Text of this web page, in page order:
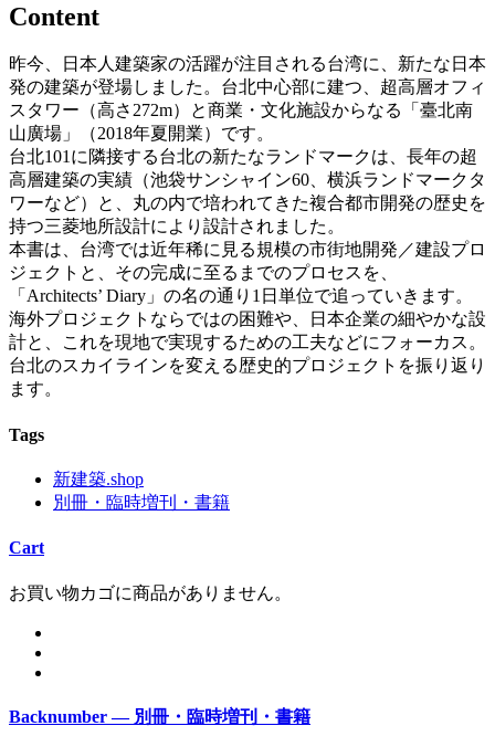
Content
昨今、日本人建築家の活躍が注目される台湾に、新たな日本
発の建築が登場しました。台北中心部に建つ、超高層オフィ
スタワー（高さ272m）と商業・文化施設からなる「臺北南
山廣場」（2018年夏開業）です。
台北101に隣接する台北の新たなランドマークは、長年の超
高層建築の実績（池袋サンシャイン60、横浜ランドマークタ
ワーなど）と、丸の内で培われてきた複合都市開発の歴史を
持つ三菱地所設計により設計されました。
本書は、台湾では近年稀に見る規模の市街地開発／建設プロ
ジェクトと、その完成に至るまでのプロセスを、
「Architects’ Diary」の名の通り1日単位で追っていきます。
海外プロジェクトならではの困難や、日本企業の細やかな設
計と、これを現地で実現するための工夫などにフォーカス。
台北のスカイラインを変える歴史的プロジェクトを振り返り
ます。
Tags
新建築.shop
別冊・臨時増刊・書籍
Cart
お買い物カゴに商品がありません。
Backnumber — 別冊・臨時増刊・書籍